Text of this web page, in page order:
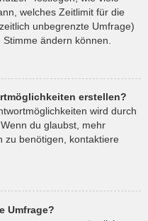
welches Zeitlimit für die
unbegrenzte Umfrage)
ändern können.
erstellen?
wird durch
du glaubst, mehr
zu benötigen, kontaktiere
Umfrage?